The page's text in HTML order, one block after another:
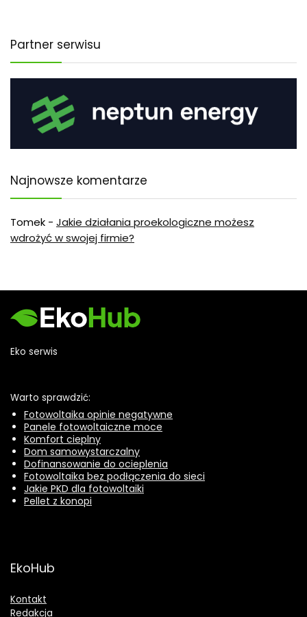
Partner serwisu
Najnowsze komentarze
Tomek - Jakie działania proekologiczne możesz
wdrożyć w swojej firmie?
Eko serwis
Warto sprawdzić:
Fotowoltaika opinie negatywne
Panele fotowoltaiczne moce
Komfort cieplny
Dom samowystarczalny
Dofinansowanie do ocieplenia
Fotowoltaika bez podłączenia do sieci
Jakie PKD dla fotowoltaiki
Pellet z konopi
EkoHub
Kontakt
Redakcja